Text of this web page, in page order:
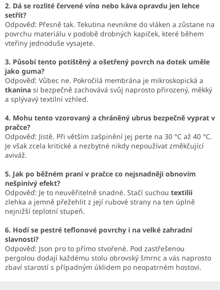
2. Dá se rozlité červené víno nebo káva opravdu jen lehce
setřít?
Odpověď: Přesně tak. Tekutina nevnikne do vláken a zůstane na
povrchu materiálu v podobě drobných kapiček, které během
vteřiny jednoduše vysajete.
3. Působí tento potištěný a ošetřený povrch na dotek uměle
jako guma?
Odpověď: Vůbec ne. Pokročilá membrána je mikroskopická a
tkanina si bezpečně zachovává svůj naprosto přirozený, měkký
a splývavý textilní vzhled.
4. Mohu tento vzorovaný a chráněný ubrus bezpečně vyprat v
pračce?
Odpověď: Jistě. Při větším zašpinění jej perte na 30 °C až 40 °C.
Je však zcela kritické a nezbytné nikdy nepoužívat změkčující
aviváž.
5. Jak po běžném praní v pračce co nejsnadněji obnovím
nešpinivý efekt?
Odpověď: Je to neuvěřitelně snadné. Stačí suchou textilii
zlehka a jemně přežehlit z její rubové strany na ten úplně
nejnižší teplotní stupeň.
6. Hodí se pestré teflonové povrchy i na velké zahradní
slavnosti?
Odpověď: Json pro to přímo stvořené. Pod zastřešenou
pergolou dodají každému stolu obrovský šmrnc a vás naprosto
zbaví starostí s případným úklidem po neopatrném hostovi.